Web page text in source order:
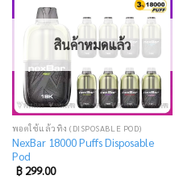
to
wishlist
สินค้าหมดแล้ว
พอตใช้แล้วทิ้ง (DISPOSABLE POD)
NexBar 18000 Puffs Disposable
Pod
฿299.00